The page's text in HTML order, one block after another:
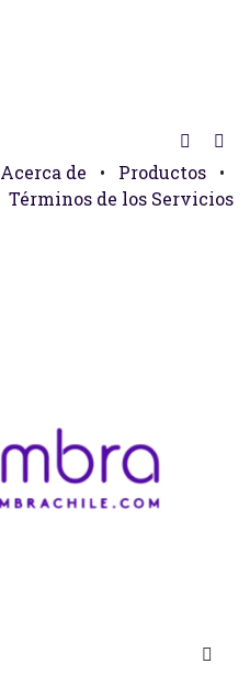
Acerca de • Productos
•
Términos de los Servicios